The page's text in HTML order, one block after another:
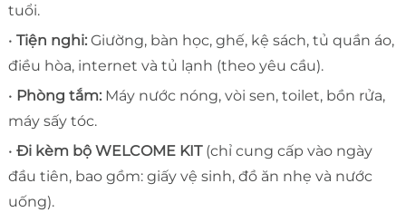
tuổi.
• Tiện nghi:Giường, bàn học, ghế, kệ sách, tủ quần áo,
điều hòa, internet và tủ lạnh (theo yêu cầu).
• Phòng tắm:Máy nước nóng, vòi sen, toilet, bồn rửa,
máy sấy tóc.
• Đi kèm bộ WELCOME KIT(chỉ cung cấp vào ngày
đầu tiên, bao gồm: giấy vệ sinh, đồ ăn nhẹ và nước
uống).